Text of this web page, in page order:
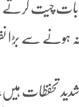
سے بات چیت
ہونے سے بڑا
شدید